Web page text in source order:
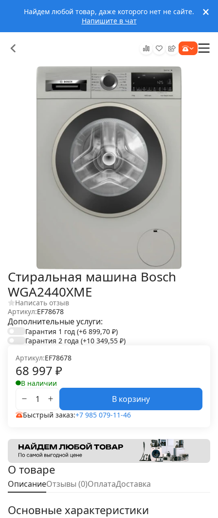
Найдем любой товар, даже которого нет не сайте.
Напишите в чат
Стиральная машина Bosch
WGA2440XME
Написать отзыв
Артикул:EF78678
Дополнительные услуги:
Гарантия 1 год (+6 899,70 ₽)
Гарантия 2 года (+10 349,55 ₽)
Артикул:EF78678
68 997 ₽
В наличии
В корзину
Быстрый заказ:+7 985 079-11-46
О товаре
ОписаниеОтзывы (0)ОплатаДоставка
Основные характеристики